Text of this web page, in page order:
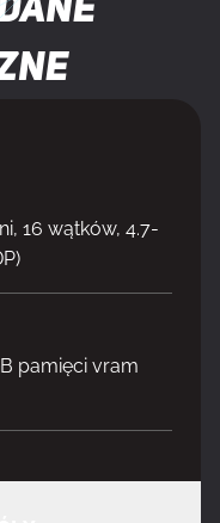
16 wątków, 4.7-
pamięci vram